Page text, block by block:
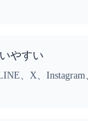
やすい
、X、Instagram